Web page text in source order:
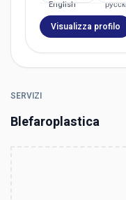
Visualizza profilo
SERVIZI
Blefaroplastica